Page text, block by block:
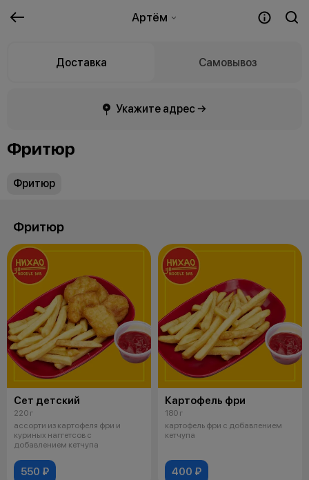
Артём
Доставка Самовывоз
Укажите адрес →
Фритюр
Фритюр
Фритюр
Сет детский
220 г
ассорти из картофеля фри и
куриных наггетсов с
добавлением кетчупа
550 ₽
Картофель фри
180 г
картофель фри с добавлением
кетчупа
400 ₽